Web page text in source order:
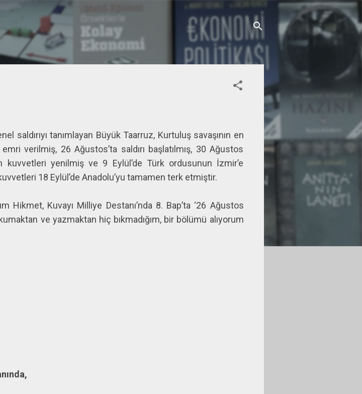
içeriğe atla
saldırıyı tanımlayan Büyük Taarruz, Kurtuluş savaşının en
verilmiş, 26 Ağustos’ta saldırı başlatılmış, 30 Ağustos
kuvvetleri yenilmiş ve 9 Eylül’de Türk ordusunun İzmir’e
18 Eylül’de Anadolu’yu tamamen terk etmiştir.
Hikmet, Kuvayı Milliye Destanı’nda 8. Bap’ta ‘26 Ağustos
ve yazmaktan hiç bıkmadığım, bir bölümü alıyorum